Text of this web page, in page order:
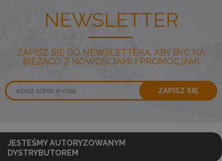
NEWSLETTER
ZAPISZ SIĘ DO NEWSLETTERA, ABY BYĆ NA
BIEŻĄCO Z NOWOŚCIAMI I PROMOCJAMI
ZAPISZ SIĘ
JESTEŚMY AUTORYZOWANYM
DYSTRYBUTOREM